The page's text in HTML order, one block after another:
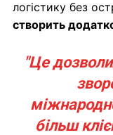
логістику без
створить
"Це
більш